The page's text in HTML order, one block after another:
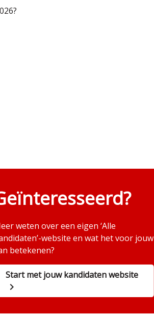
weten over een eigen ‘Alle
website en wat het voor jouw
betekenen?
Start met jouw kandidaten website